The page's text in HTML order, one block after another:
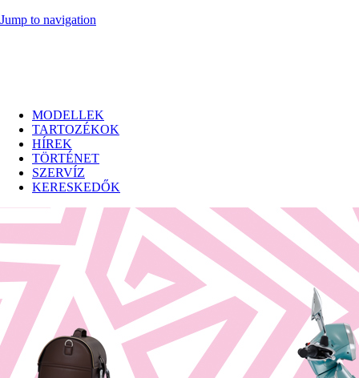
Jump to navigation
MODELLEK
TARTOZÉKOK
HÍREK
TÖRTÉNET
SZERVÍZ
KERESKEDŐK